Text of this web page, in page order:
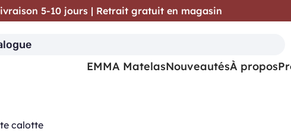
calotte
5-10 jours | Retrait gratuit en magasin
EMMA MatelasNouveautésÀ propos